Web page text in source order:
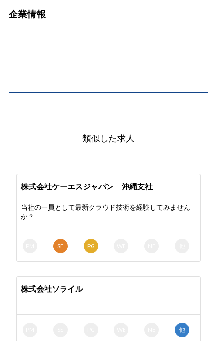
企業情報
類似した求人
株式会社ケーエスジャパン 沖縄支社
当社の一員として最新クラウド技術を経験してみません
か？
SE PG
株式会社ソライル
他